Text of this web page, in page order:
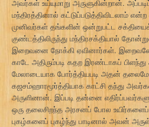
அவர்கள் உய்யுமாறு அருளுகின்றான்.
மந்திரத்தினால் கட்டுப்படுத்திவிடலாம்
முனிவர்கள் தங்களின் ஒன்றுபட்ட
குண்டத்திலிருந்து மந்திரசக்தியால்
இறைவனை நோக்கி ஏவினார்கள்.
காடே அதிரும்படி கதற இரண்டாகப்
மேலாடையாக போர்த்தியபடி அதன்
கஜசம்ஹாரமூர்த்தியாக காட்சி தந்து
அருளினான். இப்படி தன்னை
ஒரு தலைசிறந்த அரசனப் போல
புகழ்களைப் புகழ்ந்து பாடினால் அவன்